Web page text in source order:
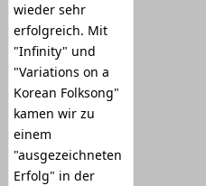
wieder sehr
erfolgreich. Mit
"Infinity" und
"Variations on a
Korean Folksong"
kamen wir zu
einem
"ausgezeichneten
Erfolg" in der